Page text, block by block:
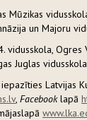
Mūzikas
un Majoru
vidusskola, Ogres
Juglas vidusskola
Latvijas
, Facebooklapā